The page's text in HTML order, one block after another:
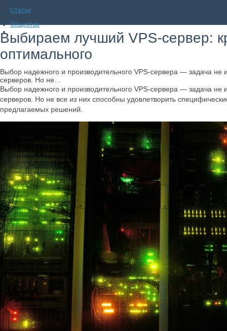
Статьи
Общество
Выбираем лучший VPS-сервер:
оптимального
Выбор надежного и производительного VPS-сервера — задача не
серверов. Но не…
Выбор надежного и производительного VPS-сервера — задача не
серверов. Но не все из них способны удовлетворить
предлагаемых решений.